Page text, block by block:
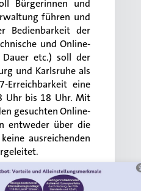
Bürgerinnen und
führen und
Bedienbarkeit der
und Online-
Dauer etc.) soll der
und Karlsruhe als
eine
Uhr bis 18 Uhr. Mit
gesuchten Online-
entweder über die
ausreichenden